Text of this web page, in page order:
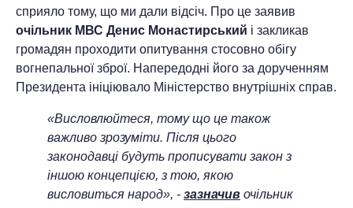
сприяло тому, що ми дали відсіч. Про це заявив
очільник МВС Денис Монастирський і закликав
громадян проходити опитування стосовно обігу
вогнепальної зброї. Напередодні його за дорученням
Президента ініціювало Міністерство внутрішніх справ.
«Висловлюйтеся, тому що це також
важливо зрозуміти. Після цього
законодавці будуть прописувати закон з
іншою концепцією, з тою, якою
висловиться народ», - зазначив очільник